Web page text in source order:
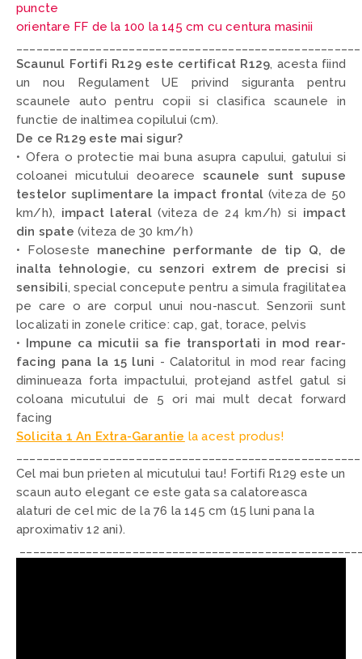
puncte
orientare FF de la 100 la 145 cm cu centura masinii
Scaunul Fortifi R129 este certificat R129, acesta fiind
un nou Regulament UE privind siguranta pentru
scaunele auto pentru copii si clasifica scaunele in
functie de inaltimea copilului (cm).
De ce R129 este mai sigur?
• Ofera o protectie mai buna asupra capului, gatului si
coloanei micutului deoarece scaunele sunt supuse
testelor suplimentare la impact frontal (viteza de 50
km/h), impact lateral(viteza de 24 km/h) si impact
din spate (viteza de 30 km/h)
• Foloseste manechine performante de tip Q, de
inalta tehnologie, cu senzori extrem de precisi si
sensibili, special concepute pentru a simula fragilitatea
pe care o are corpul unui nou-nascut. Senzorii sunt
localizati in zonele critice: cap, gat, torace, pelvis
• Impune ca micutii sa fie transportati in mod rear-
facing pana la 15 luni - Calatoritul in mod rear facing
diminueaza forta impactului, protejand astfel gatul si
coloana micutului de 5 ori mai mult decat forward
facing
Solicita 1 An Extra-Garantie la acest produs!
Cel mai bun prieten al micutului tau! Fortifi R129 este un
scaun auto elegant ce este gata sa calatoreasca
alaturi de cel mic de la 76 la 145 cm (15 luni pana la
aproximativ 12 ani).